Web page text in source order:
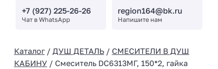
+7 (927) 225-26-26
Чат в WhatsApp
region164@bk.ru
Напишите нам
Каталог/ ДУШ ДЕТАЛЬ/ СМЕСИТЕЛИ В ДУШ
КАБИНУ / Смеситель DC6313МГ, 150*2, гайка